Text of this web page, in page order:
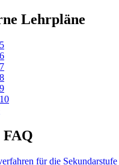
Lehrpläne
FAQ
für die